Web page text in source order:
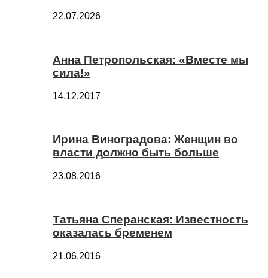
22.07.2026
Анна Петропольская: «Вместе мы
сила!»
14.12.2017
Ирина Виноградова: Женщин во
власти должно быть больше
23.08.2016
Татьяна Сперанская: Известность
оказалась бременем
21.06.2016